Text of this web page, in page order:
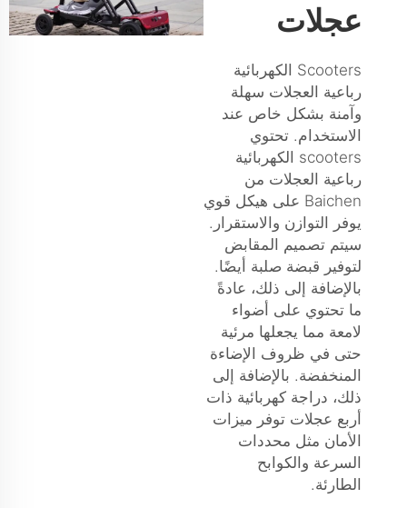
عجلات
Scooters الكهربائية
رباعية العجلات سهلة
وآمنة بشكل خاص عند
الاستخدام. تحتوي
scooters الكهربائية
رباعية العجلات من
Baichen على هيكل قوي
يوفر التوازن والاستقرار.
سيتم تصميم المقابض
لتوفير قبضة صلبة أيضًا.
بالإضافة إلى ذلك، عادةً
ما تحتوي على أضواء
لامعة مما يجعلها مرئية
حتى في ظروف الإضاءة
المنخفضة. بالإضافة إلى
ذلك، دراجة كهربائية ذات
أربع عجلات توفر ميزات
الأمان مثل محددات
السرعة والكوابح
الطارئة.